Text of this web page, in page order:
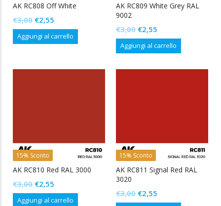
AK RC808 Off White
€3,00 Il
prezzo
originale
€2,55
prezzo
attuale
Aggiungi al carrello
AK RC809 White Grey RAL
9002
€3,00 Il
prezzo
originale
€2,55
prezzo
attuale
Aggiungi al carrello
15% Sconto
AK RC810 Red RAL 3000
€3,00 Il
prezzo
€2,55
prezzo
Aggiungi al carrello
15% Sconto
AK RC811 Signal Red RAL
3020
€3,00 Il
€2,55